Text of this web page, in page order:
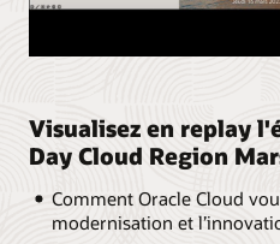
Visualisez en replay
Day Cloud Region
Comment Oracle Cloud
modernisation et